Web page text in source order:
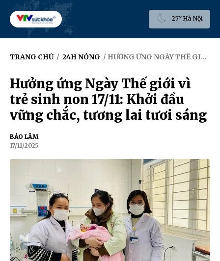
27° Hà Nội
TRANG CHỦ / 24H NÓNG / HƯỞNG ỨNG NGÀY THẾ GIỚI VÌ TRẺ SINH NON 17/11: KHỞI ĐẦU VỮNG CHẮC, TƯƠNG LAI TƯƠI SÁNG
Hưởng ứng Ngày Thế giới vì
trẻ sinh non 17/11: Khởi đầu
vững chắc, tương lai tươi sáng
BẢO LÂM
17/11/2025